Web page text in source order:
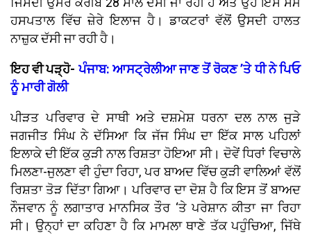
ਹਸਪਤਾਲ ਵਿੱਚ ਜ਼ੇਰੇ ਇਲਾਜ ਹੈ। ਡਾਕਟਰਾਂ ਵੱਲੋਂ ਉਸਦੀ ਹਾਲਤ
ਨਾਜ਼ੁਕ ਦੱਸੀ ਜਾ ਰਹੀ ਹੈ।
ਇਹ ਵੀ ਪੜ੍ਹੋ-ਪੰਜਾਬ: ਆਸਟ੍ਰੇਲੀਆ ਜਾਣ ਤੋਂ ਰੋਕਣ ’ਤੇ ਧੀ ਨੇ ਪਿਓ
ਨੂੰ ਮਾਰੀ ਗੋਲੀ
ਪੀੜਤ ਪਰਿਵਾਰ ਦੇ ਸਾਥੀ ਅਤੇ ਦਸ਼ਮੇਸ਼ ਧਰਨਾ ਦਲ ਨਾਲ ਜੁੜੇ
ਜਗਜੀਤ ਸਿੰਘ ਨੇ ਦੱਸਿਆ ਕਿ ਜੱਜ ਸਿੰਘ ਦਾ ਇੱਕ ਸਾਲ ਪਹਿਲਾਂ
ਇਲਾਕੇ ਦੀ ਇੱਕ ਕੁੜੀ ਨਾਲ ਰਿਸ਼ਤਾ ਹੋਇਆ ਸੀ। ਦੋਵੇਂ ਧਿਰਾਂ ਵਿਚਾਲੇ
ਮਿਲਣਾ-ਜੁਲਣਾ ਵੀ ਹੁੰਦਾ ਰਿਹਾ, ਪਰ ਬਾਅਦ ਵਿੱਚ ਕੁੜੀ ਵਾਲਿਆਂ ਵੱਲੋਂ
ਰਿਸ਼ਤਾ ਤੋੜ ਦਿੱਤਾ ਗਿਆ। ਪਰਿਵਾਰ ਦਾ ਦੋਸ਼ ਹੈ ਕਿ ਇਸ ਤੋਂ ਬਾਅਦ
ਨੌਜਵਾਨ ਨੂੰ ਲਗਾਤਾਰ ਮਾਨਸਿਕ ਤੌਰ ‘ਤੇ ਪਰੇਸ਼ਾਨ ਕੀਤਾ ਜਾ ਰਿਹਾ
ਸੀ। ਉਨ੍ਹਾਂ ਦਾ ਕਹਿਣਾ ਹੈ ਕਿ ਮਾਮਲਾ ਥਾਣੇ ਤੱਕ ਪਹੁੰਚਿਆ, ਜਿੱਥੇ